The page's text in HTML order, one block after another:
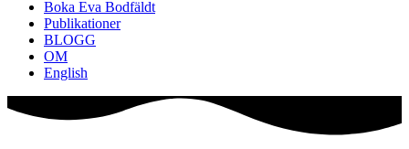
Boka Eva Bodfäldt
Publikationer
BLOGG
OM
English